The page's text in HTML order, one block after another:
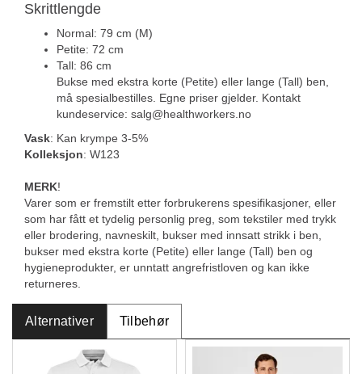
Skrittlengde
Normal: 79 cm (M)
Petite: 72 cm
Tall: 86 cm
Bukse med ekstra korte (Petite) eller lange (Tall) ben,
må spesialbestilles. Egne priser gjelder. Kontakt
kundeservice: salg@healthworkers.no
Vask: Kan krympe 3-5%
Kolleksjon: W123
MERK!
Varer som er fremstilt etter forbrukerens spesifikasjoner, eller
som har fått et tydelig personlig preg, som tekstiler med trykk
eller brodering, navneskilt, bukser med innsatt strikk i ben,
bukser med ekstra korte (Petite) eller lange (Tall) ben og
hygieneprodukter, er unntatt angrefristloven og kan ikke
returneres.
Alternativer Tilbehør